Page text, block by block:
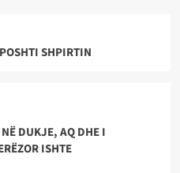
SHPIRTIN
DUKJE, AQ DHE I
ISHTE